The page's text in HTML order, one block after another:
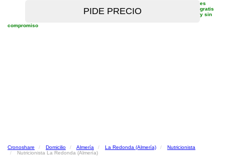
es
gratis
y sin
compromiso
Cronoshare Domicilio Almería La Redonda (Almería)
Nutricionista
Nutricionista La Redonda (Almería)